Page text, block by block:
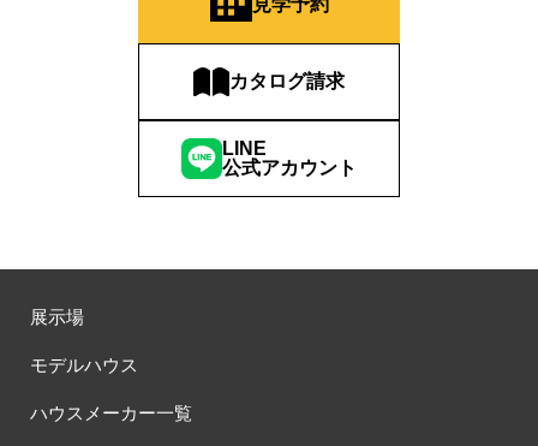
見学予約
カタログ請求
LINE
公式アカウント
展示場
モデルハウス
ハウスメーカー一覧